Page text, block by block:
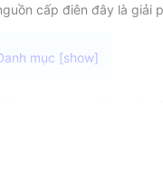
cấp điên đây là giải
hình ảnh tuyệt
mọi lúc mọi nơi.